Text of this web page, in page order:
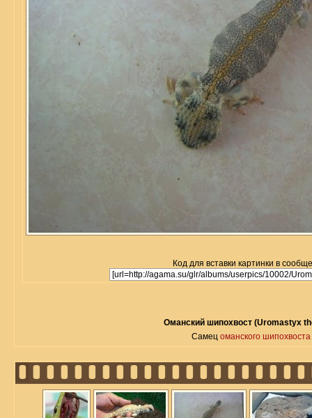
Код для вставки картинки в
Оманский шипохвост (Uromastyx
Самецоманского шипохвоста